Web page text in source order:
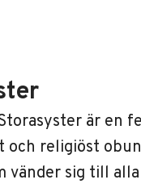
är en
religiöst
vänder sig till